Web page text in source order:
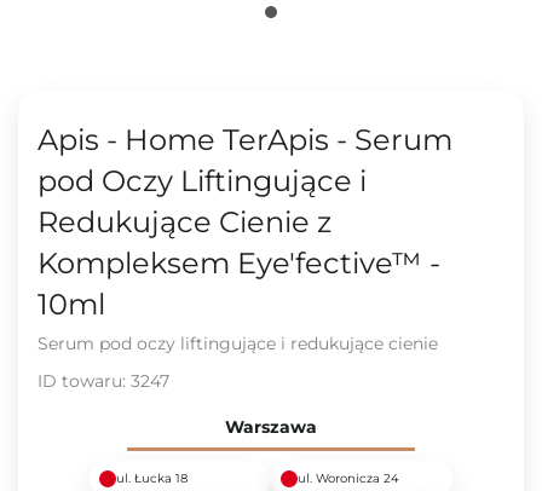
Apis - Home TerApis - Serum
pod Oczy Liftingujące i
Redukujące Cienie z
Kompleksem Eye'fective™ -
10ml
Serum pod oczy liftingujące i redukujące cienie
ID towaru: 3247
Warszawa
ul. Łucka 18 ul. Woronicza 24